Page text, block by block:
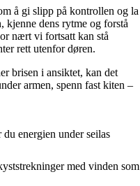
å gi slipp på kontrollen og la
kjenne dens rytme og forstå
nært vi fortsatt kan stå
rett utenfor døren.
brisen i ansiktet, kan det
armen, spenn fast kiten –
energien under seilas
med vinden som